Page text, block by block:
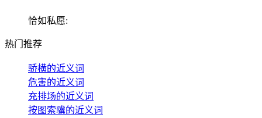
恰如私愿:
热门推荐
骄横的近义词
危害的近义词
充排场的近义词
按图索骥的近义词